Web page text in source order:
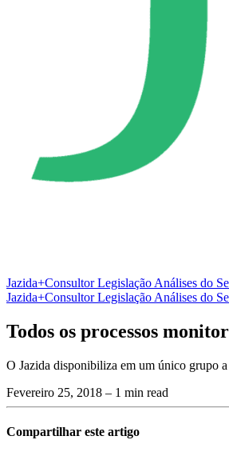
Jazida+ConsultorLegislação Análises do
Jazida+ConsultorLegislação Análises do
Todos os processos
O Jazida disponibiliza em um único grupo
Fevereiro 25, 2018 – 1 min read
Compartilhar este artigo